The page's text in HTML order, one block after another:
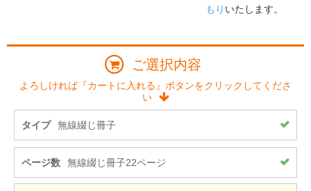
もり いたします。
ご選択内容
よろしければ『カートに入れる』ボタンをクリックしてくださ
い
タイプ 無線綴じ冊子
ページ数 無線綴じ冊子22ページ